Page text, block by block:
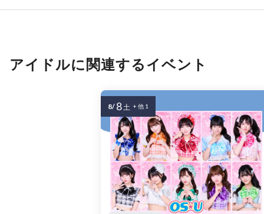
アイドルに関連するイベント
8/ 8土 + 他 1